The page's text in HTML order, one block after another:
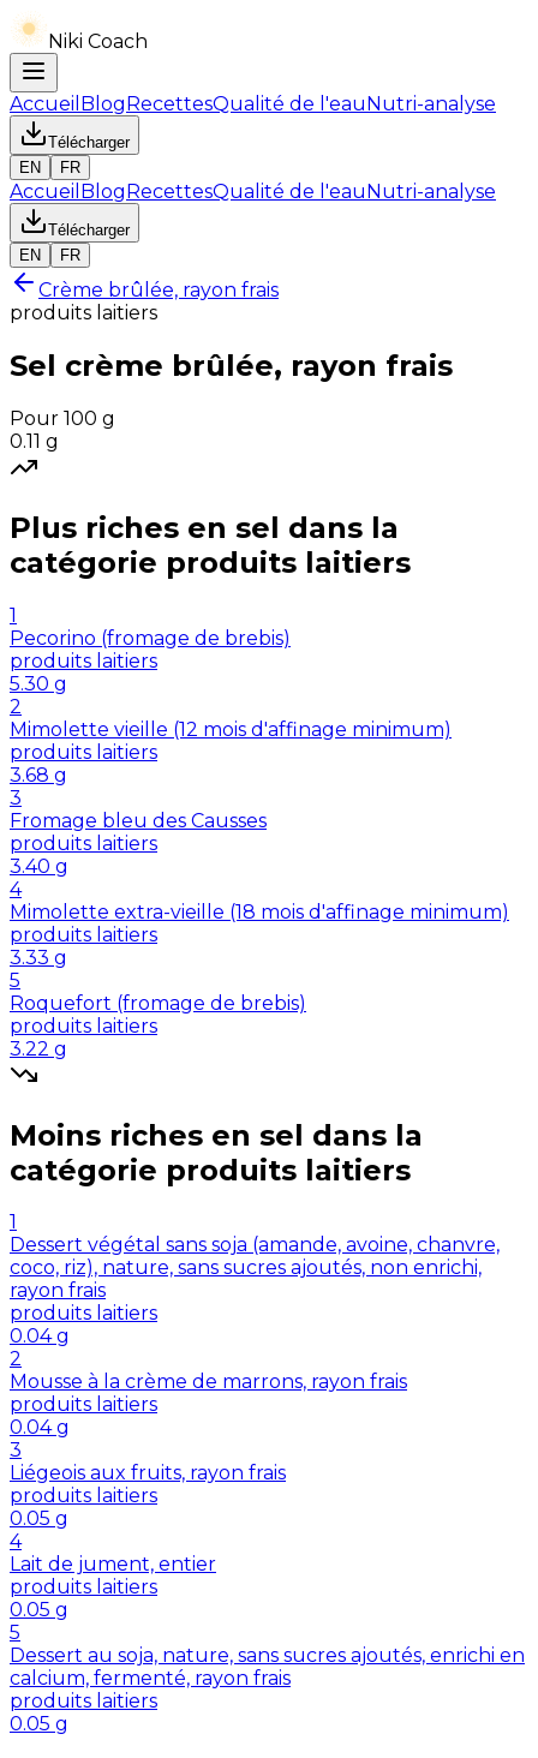
Niki Coach
Accueil BlogRecettesQualité de l'eauNutri-analyse
Télécharger
EN
FR
Accueil BlogRecettesQualité de l'eauNutri-analyse
Télécharger
EN
FR
Crème brûlée, rayon frais
produits laitiers
Sel crème brûlée, rayon frais
Pour 100 g
0.11 g
Plus riches en sel dans la
catégorie produits laitiers
1
Pecorino (fromage de brebis)
produits laitiers
5.30 g
2
Mimolette vieille (12 mois d'affinage minimum)
produits laitiers
3.68 g
3
Fromage bleu des Causses
produits laitiers
3.40 g
4
Mimolette extra-vieille (18 mois d'affinage minimum)
produits laitiers
3.33 g
5
Roquefort (fromage de brebis)
produits laitiers
3.22 g
Moins riches en sel dans la
catégorie produits laitiers
1
Dessert végétal sans soja (amande, avoine, chanvre,
coco, riz), nature, sans sucres ajoutés, non enrichi,
rayon frais
produits laitiers
0.04 g
2
Mousse à la crème de marrons, rayon frais
produits laitiers
0.04 g
3
Liégeois aux fruits, rayon frais
produits laitiers
0.05 g
4
Lait de jument, entier
produits laitiers
0.05 g
5
Dessert au soja, nature, sans sucres ajoutés, enrichi en
calcium, fermenté, rayon frais
produits laitiers
0.05 g